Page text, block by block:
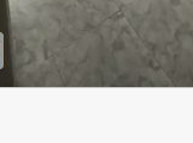
que les haya